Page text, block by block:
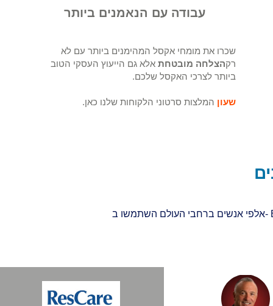
עבודה עם הנאמנים ביותר
שכרו את מומחי אקסל המהימנים ביותר עם לא
רקהצלחה מובטחת אלא גם הייעוץ העסקי הטוב
ביותר לצרכי האקסל שלכם.
שעון המלצות סרטוני הלקוחות שלנו כאן.
אלפי אנשים ברחבי העולם השתמשו ב- Excelhelp.org כדי להפוך את התהליך העסקי שלהם לאוטומטי, ליצור דוחות ולוחות מחוונים, לחסוך זמן ולשנות